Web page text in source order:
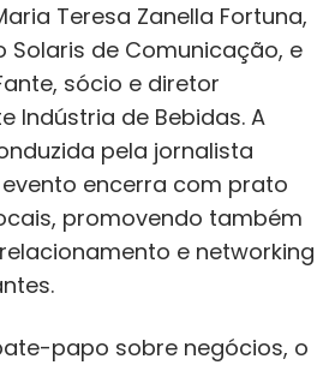
Teresa Zanella Fortuna,
Solaris de Comunicação, e
sócio e diretor
Indústria de Bebidas. A
pela jornalista
evento encerra com prato
promovendo também
e networking
papo sobre negócios, o